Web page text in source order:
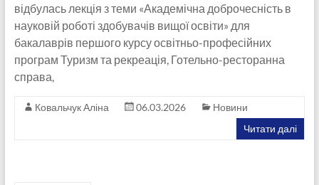
відбулась лекція з теми «Академічна доброчесність в
науковій роботі здобувачів вищої освіти» для
бакалаврів першого курсу освітньо-професійних
програм Туризм та рекреація, Готельно-ресторанна
справа,
Ковальчук Аліна 06.03.2026
Новини
Читати далі